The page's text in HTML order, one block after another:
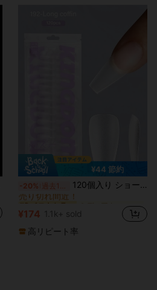
¥44 節約
-20% 120個入り ショート オーバル ネイルチップ プレスオンネイル 超薄型 非研磨 フルスティック 付け爪 ネイルサプライ
#2 ベストセラー ミディアム つけ爪を貼る
売り切れ間近！
#2 ベストセラー
#2 ベストセラー
#2 ベストセラー ミディアム つけ爪を貼る
売り切れ間近！
¥174 1.1k+ sold
高リピート率